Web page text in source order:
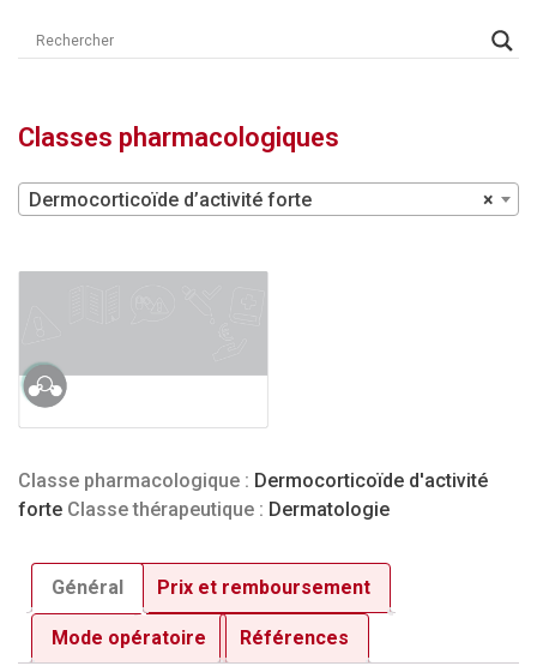
Classe pharmacologique : Dermocorticoïde d'activité
forte Classe thérapeutique : Dermatologie
Général Prix et remboursement
Mode opératoire Références
Classes pharmacologiques
×
Dermocorticoïde d’activité forte